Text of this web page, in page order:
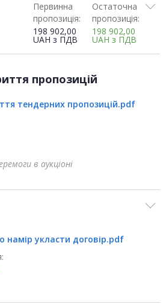
Первинна
пропозиція:
198 902,00
UAH з ПДВ
Остаточна
пропозиція:
198 902,00
UAH з ПДВ
пропозицій
тендерних пропозицій.pdf
в аукціоні
намір укласти договір.pdf